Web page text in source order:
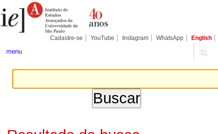
para
conteúdo.
Pessoais
Cadastre-se YouTube Instagram WhatsApp English
menu